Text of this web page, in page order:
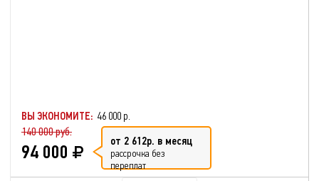
ВЫ ЭКОНОМИТЕ: 46 000 р.
140 000 руб.
94 000 от 2 612р. в месяц
рассрочка без
переплат